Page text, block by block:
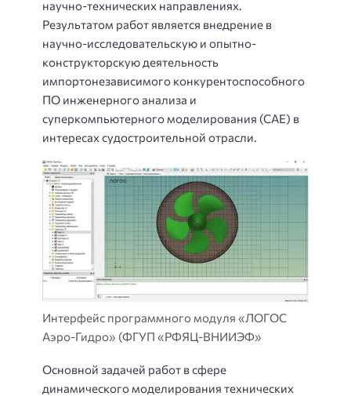
научно-технических направлениях.
Результатом работ является внедрение в
научно-исследовательскую и опытно-
конструкторскую деятельность
импортонезависимого конкурентоспособного
ПО инженерного анализа и
суперкомпьютерного моделирования (САЕ) в
интересах судостроительной отрасли.
Интерфейс программного модуля «ЛОГОС
Аэро-Гидро» (ФГУП «РФЯЦ-ВНИИЭФ»
Основной задачей работ в сфере
динамического моделирования технических